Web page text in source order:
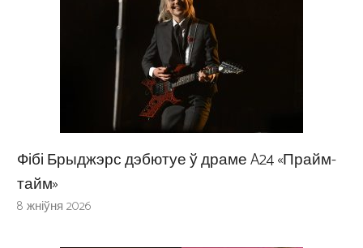
Фібі Брыджэрс дэбютуе ў драме A24 «Прайм-
тайм»
8 жніўня 2026